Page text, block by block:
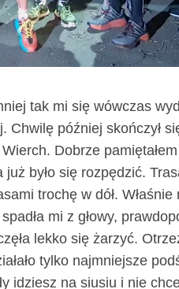
tak mi się wówczas
Chwilę później skończył
Dobrze
już było się rozpędzić.
trochęw dół.
mi z głowy,
lekko się żarzyć.
tylko najmniejsze
idziesz na siusiu i nie